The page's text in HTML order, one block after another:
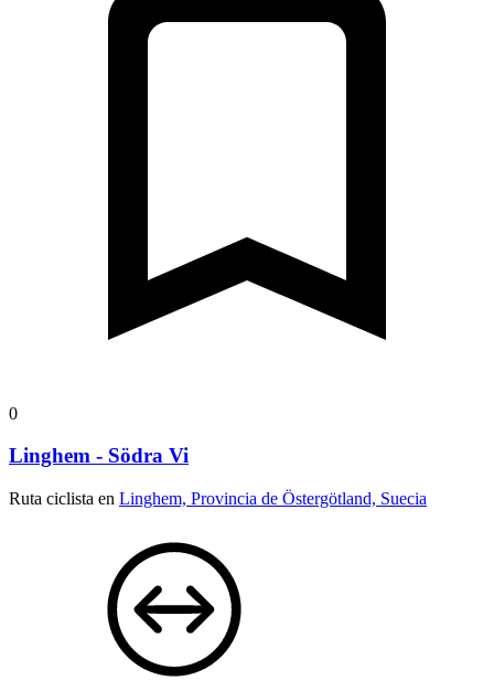
0
Linghem - Södra Vi
Ruta ciclista en Linghem, Provincia de Östergötland, Suecia